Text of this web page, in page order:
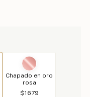
Chapado en oro
rosa
$1679